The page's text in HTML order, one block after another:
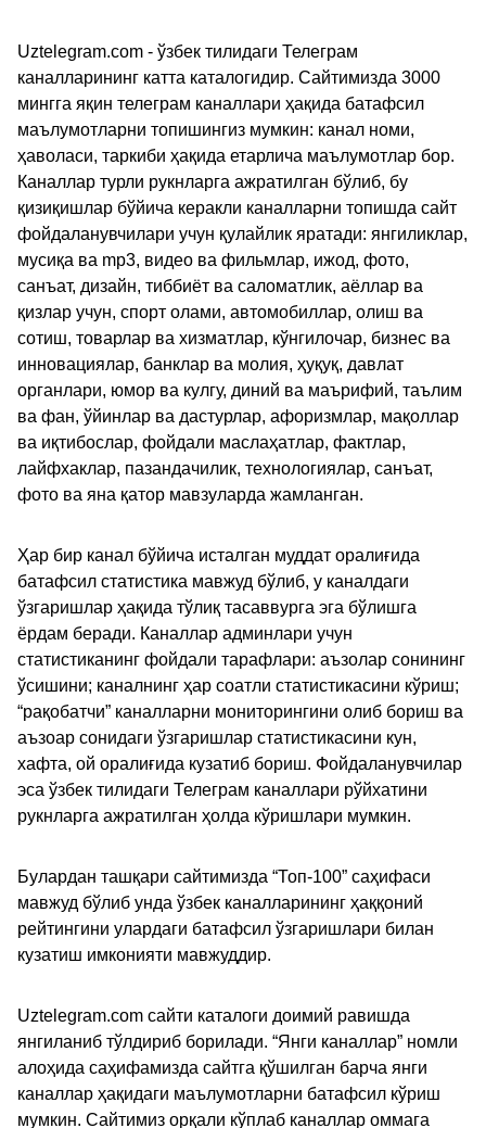
Uztelegram.com - ўзбек тилидаги Телеграм
каналларининг катта каталогидир. Сайтимизда 3000
мингга яқин телеграм каналлари ҳақида батафсил
маълумотларни топишингиз мумкин: канал номи,
ҳаволаси, таркиби ҳақида етарлича маълумотлар бор.
Каналлар турли рукнларга ажратилган бўлиб, бу
қизиқишлар бўйича керакли каналларни топишда сайт
фойдаланувчилари учун қулайлик яратади: янгиликлар,
мусиқа ва mp3, видео ва фильмлар, ижод, фото,
санъат, дизайн, тиббиёт ва саломатлик, аёллар ва
қизлар учун, спорт олами, автомобиллар, олиш ва
сотиш, товарлар ва хизматлар, кўнгилочар, бизнес ва
инновациялар, банклар ва молия, ҳуқуқ, давлат
органлари, юмор ва кулгу, диний ва маърифий, таълим
ва фан, ўйинлар ва дастурлар, афоризмлар, мақоллар
ва иқтибослар, фойдали маслаҳатлар, фактлар,
лайфхаклар, пазандачилик, технологиялар, санъат,
фото ва яна қатор мавзуларда жамланган.
Ҳар бир канал бўйича исталган муддат оралиғида
батафсил статистика мавжуд бўлиб, у каналдаги
ўзгаришлар ҳақида тўлиқ тасаввурга эга бўлишга
ёрдам беради. Каналлар админлари учун
статистиканинг фойдали тарафлари: аъзолар сонининг
ўсишини; каналнинг ҳар соатли статистикасини кўриш;
“рақобатчи” каналларни мониторингини олиб бориш ва
аъзоар сонидаги ўзгаришлар статистикасини кун,
хафта, ой оралиғида кузатиб бориш. Фойдаланувчилар
эса ўзбек тилидаги Телеграм каналлари рўйхатини
рукнларга ажратилган ҳолда кўришлари мумкин.
Булардан ташқари сайтимизда “Топ-100” саҳифаси
мавжуд бўлиб унда ўзбек каналларининг ҳаққоний
рейтингини улардаги батафсил ўзгаришлари билан
кузатиш имконияти мавжуддир.
Uztelegram.com сайти каталоги доимий равишда
янгиланиб тўлдириб борилади. “Янги каналлар” номли
алоҳида саҳифамизда сайтга қўшилган барча янги
каналлар ҳақидаги маълумотларни батафсил кўриш
мумкин. Сайтимиз орқали кўплаб каналлар оммага